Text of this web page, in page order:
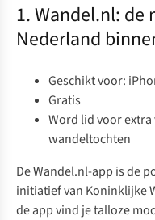
1. Wandel.nl:
Nederland
Geschikt voor:
Gratis
Word lid voor
wandeltochten
DeWandel.nl-app is de
initiatief van Koninklijke
de app vind je talloze